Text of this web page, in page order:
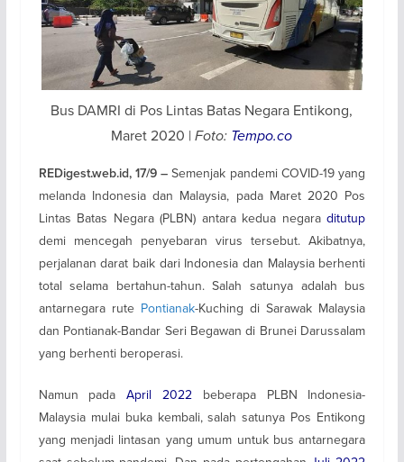
Bus DAMRI di Pos Lintas Batas Negara Entikong,
Maret 2020 |Foto: Tempo.co
REDigest.web.id, 17/9 – Semenjak pandemi COVID-19 yang
melanda Indonesia dan Malaysia, pada Maret 2020 Pos
Lintas Batas Negara (PLBN) antara kedua negaraditutup
demi mencegah penyebaran virus tersebut. Akibatnya,
perjalanan darat baik dari Indonesia dan Malaysia berhenti
total selama bertahun-tahun. Salah satunya adalah bus
antarnegara rute Pontianak-Kuching di Sarawak Malaysia
dan Pontianak-Bandar Seri Begawan di Brunei Darussalam
yang berhenti beroperasi.
Namun padaApril 2022 beberapa PLBN Indonesia-
Malaysia mulai buka kembali, salah satunya Pos Entikong
yang menjadi lintasan yang umum untuk bus antarnegara